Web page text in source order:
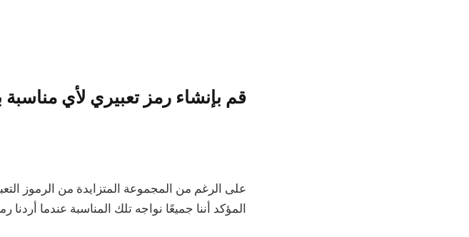
قم بإنشاء رمز تعبيري لأي
المؤكد أننا جميعًا نواجه تلك المناسبة عندما